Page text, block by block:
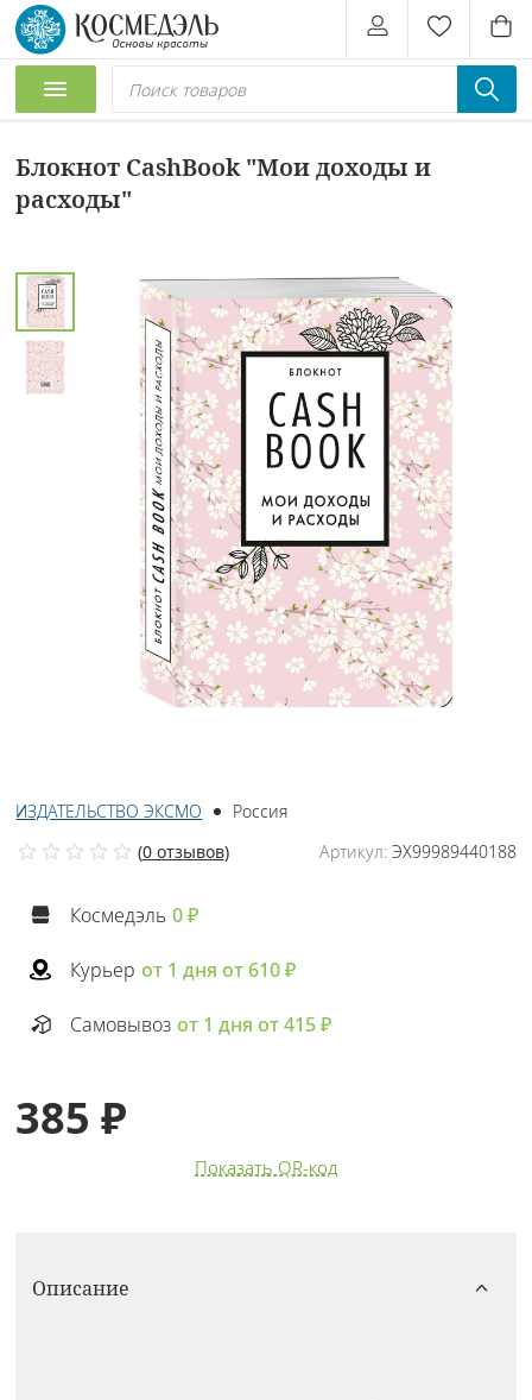
Блокнот CashBook "Мои доходы и
расходы"
ИЗДАТЕЛЬСТВО ЭКСМО
Россия
Артикул:ЭХ99989440188
(0 отзывов)
Космедэль 0 ₽
Курьер от 1 дня от 610 ₽
Самовывоз от 1 дня от 415 ₽
385 ₽
Показать QR-код
Описание